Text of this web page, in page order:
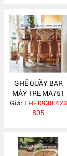
GHẾ QUẦY BAR
MÂY TRE MA751
Giá: LH - 0938 423
805